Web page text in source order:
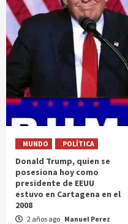
MUNDO POLÍTICA
Donald Trump, quien se
posesiona hoy como
presidente de EEUU
estuvo en Cartagena en el
2008
2 años ago Manuel Perez